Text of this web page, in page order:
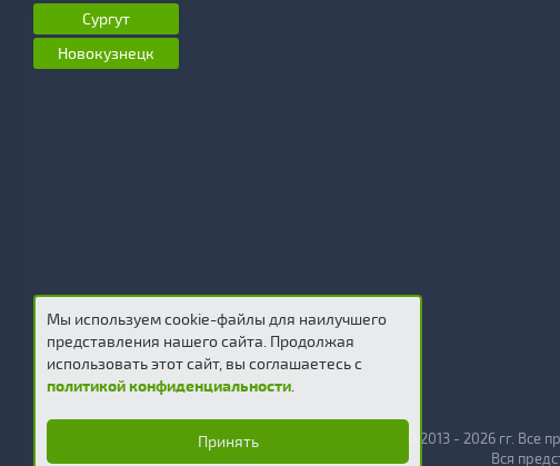
Мы используем cookie-файлы для наилучшего
представления нашего сайта. Продолжая
использовать этот сайт, вы соглашаетесь c
политикой конфиденциальности
Принять
Сургут
Новокузнецк
© 2013 - 2026 гг.
Вся